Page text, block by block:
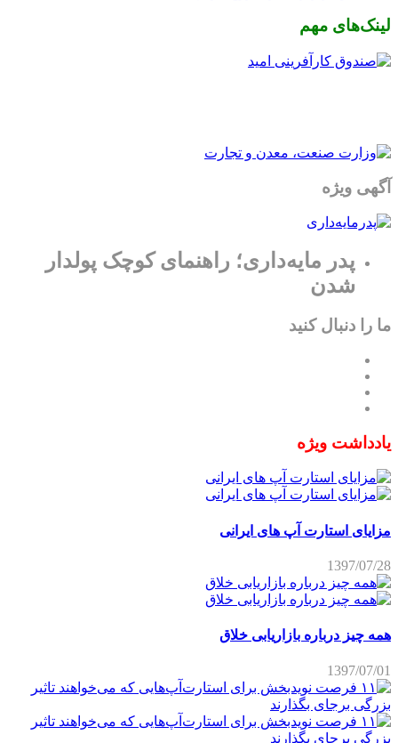
لینک‌های مهم
آگهی ویژه
پدر مایه‌داری؛ راهنمای کوچک پولدار
شدن
ما را دنبال کنید
یادداشت ویژه
مزایای استارت آپ های ایرانی
1397/07/28
همه چیز درباره بازاریابی خلاق
1397/07/01